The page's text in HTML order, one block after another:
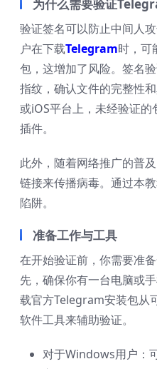
为什么需要验证
验证签名可以防止中间人
户在下载Telegram时，可
包，这增加了风险。签名
指纹，确认文件的完整性
或iOS平台上，未经验证
插件。
此外，随着网络推广的普
链接来传播病毒。通过本
陷阱。
准备工作与工具
在开始验证前，你需要准
先，确保你有一台电脑或
载官方Telegram安装包从
软件工具来辅助验证。
对于Windows用户：